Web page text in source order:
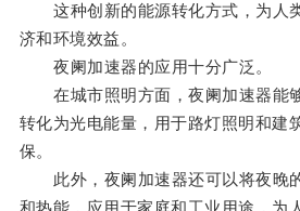
这种创新的能源转化方式，为人
济和环境效益。
夜阑加速器的应用十分广泛。
在城市照明方面，夜阑加速器能
转化为光电能量，用于路灯照明和建
保。
此外，夜阑加速器还可以将夜晚